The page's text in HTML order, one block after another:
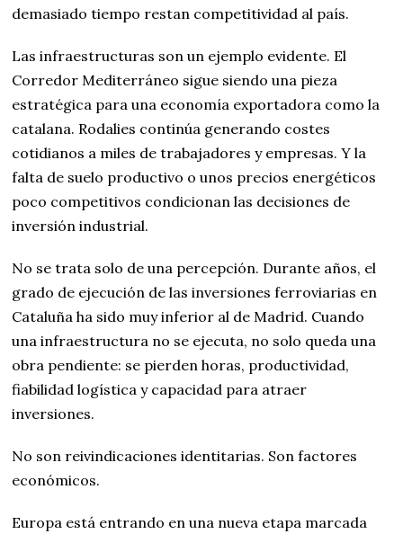
demasiado tiempo restan competitividad al país.
Las infraestructuras son un ejemplo evidente. El
Corredor Mediterráneo sigue siendo una pieza
estratégica para una economía exportadora como la
catalana. Rodalies continúa generando costes
cotidianos a miles de trabajadores y empresas. Y la
falta de suelo productivo o unos precios energéticos
poco competitivos condicionan las decisiones de
inversión industrial.
No se trata solo de una percepción. Durante años, el
grado de ejecución de las inversiones ferroviarias en
Cataluña ha sido muy inferior al de Madrid. Cuando
una infraestructura no se ejecuta, no solo queda una
obra pendiente: se pierden horas, productividad,
fiabilidad logística y capacidad para atraer
inversiones.
No son reivindicaciones identitarias. Son factores
económicos.
Europa está entrando en una nueva etapa marcada